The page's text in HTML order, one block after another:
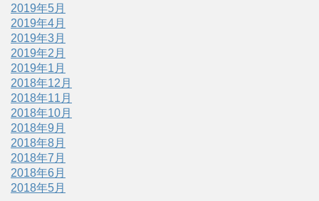
2019年5月
2019年4月
2019年3月
2019年2月
2019年1月
2018年12月
2018年11月
2018年10月
2018年9月
2018年8月
2018年7月
2018年6月
2018年5月